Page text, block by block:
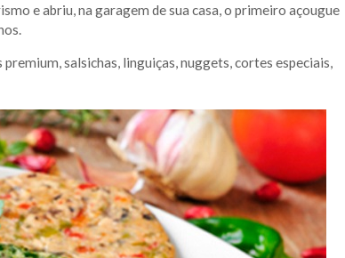
e abriu, na garagem de sua casa, o primeiro açougue
salsichas, linguiças, nuggets, cortes especiais,